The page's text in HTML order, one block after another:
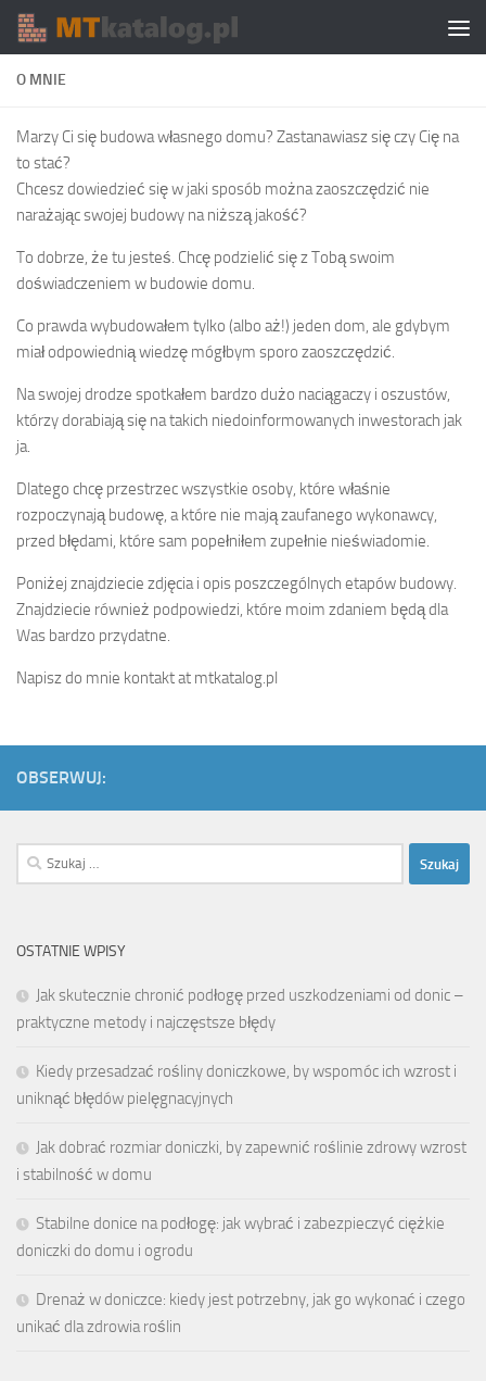
Skip to content
O MNIE
Marzy Ci się budowa własnego domu? Zastanawiasz się czy Cię na
to stać?
Chcesz dowiedzieć się w jaki sposób można zaoszczędzić nie
narażając swojej budowy na niższą jakość?
To dobrze, że tu jesteś. Chcę podzielić się z Tobą swoim
doświadczeniem w budowie domu.
Co prawda wybudowałem tylko (albo aż!) jeden dom, ale gdybym
miał odpowiednią wiedzę mógłbym sporo zaoszczędzić.
Na swojej drodze spotkałem bardzo dużo naciągaczy i oszustów,
którzy dorabiają się na takich niedoinformowanych inwestorach jak
ja.
Dlatego chcę przestrzec wszystkie osoby, które właśnie
rozpoczynają budowę, a które nie mają zaufanego wykonawcy,
przed błędami, które sam popełniłem zupełnie nieświadomie.
Poniżej znajdziecie zdjęcia i opis poszczególnych etapów budowy.
Znajdziecie również podpowiedzi, które moim zdaniem będą dla
Was bardzo przydatne.
Napisz do mnie kontakt at mtkatalog.pl
OBSERWUJ:
Szukaj:
OSTATNIE WPISY
Jak skutecznie chronić podłogę przed uszkodzeniami od donic –
praktyczne metody i najczęstsze błędy
Kiedy przesadzać rośliny doniczkowe, by wspomóc ich wzrost i
uniknąć błędów pielęgnacyjnych
Jak dobrać rozmiar doniczki, by zapewnić roślinie zdrowy wzrost
i stabilność w domu
Stabilne donice na podłogę: jak wybrać i zabezpieczyć ciężkie
doniczki do domu i ogrodu
Drenaż w doniczce: kiedy jest potrzebny, jak go wykonać i czego
unikać dla zdrowia roślin